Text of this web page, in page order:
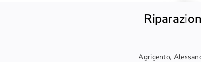
Agrigento,